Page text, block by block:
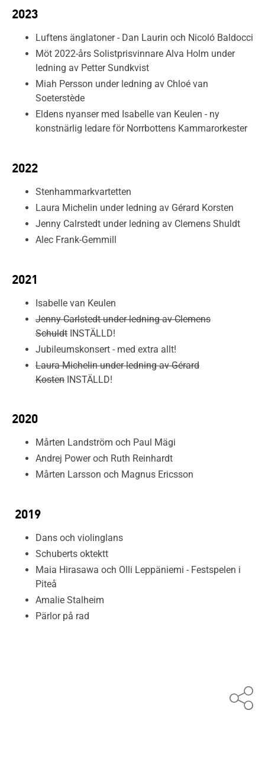
2023
Luftens änglatoner - Dan Laurin och Nicoló Baldocci
Möt 2022-års Solistprisvinnare Alva Holm under
ledning av Petter Sundkvist
Miah Persson under ledning av Chloé van
Soeterstède
Eldens nyanser med Isabelle van Keulen - ny
konstnärlig ledare för Norrbottens Kammarorkester
2022
Stenhammarkvartetten
Laura Michelin under ledning av Gérard Korsten
Jenny Calrstedt under ledning av Clemens Shuldt
Alec Frank-Gemmill
2021
Isabelle van Keulen
Jenny Carlstedt under ledning av Clemens
Schuldt INSTÄLLD!
Jubileumskonsert - med extra allt!
Laura Michelin under ledning av Gérard
Kosten INSTÄLLD!
2020
Mårten Landström och Paul Mägi
Andrej Power och Ruth Reinhardt
Mårten Larsson och Magnus Ericsson
2019
Dans och violinglans
Schuberts oktektt
Maia Hirasawa och Olli Leppäniemi - Festspelen i
Piteå
Amalie Stalheim
Pärlor på rad